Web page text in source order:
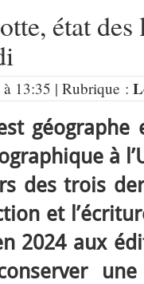
état
13:35 | Rubrique :
géographe
à
des trois
et
2024 aux